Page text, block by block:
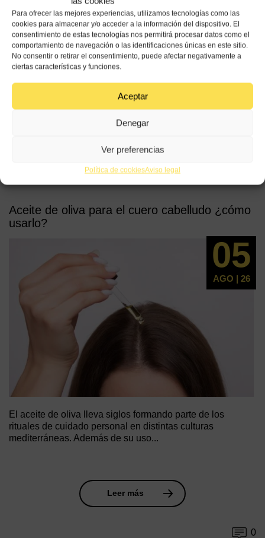
Para ofrecer las mejores experiencias, utilizamos tecnologías como las
cookies para almacenar y/o acceder a la información del dispositivo. El
consentimiento de estas tecnologías nos permitirá procesar datos como el
comportamiento de navegación o las identificaciones únicas en este sitio.
No consentir o retirar el consentimiento, puede afectar negativamente a
ciertas características y funciones.
Aceptar
Denegar
Ver preferencias
Política de cookiesAviso legal
0 Comentarios
Entradas
relacionadas
Aceite de oliva para el cuero cabelludo ¿cómo
usarlo?
05
AGO | 26
El aceite de oliva lleva siglos formando parte de los
rituales de cuidado personal en distintas culturas
mediterráneas. Además de su uso...
Leer más
0